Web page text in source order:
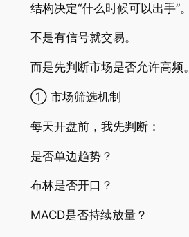
结构决定“什么时候可以出手”。
不是有信号就交易。
而是先判断市场是否允许高频。
① 市场筛选机制
每天开盘前，我先判断：
是否单边趋势？
布林是否开口？
MACD是否持续放量？